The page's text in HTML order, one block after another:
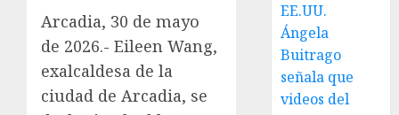
Arcadia, 30 de mayo
de 2026.- Eileen Wang,
exalcaldesa de la
ciudad de Arcadia, se
EE.UU.
Ángela
Buitrago
señala que
videos del